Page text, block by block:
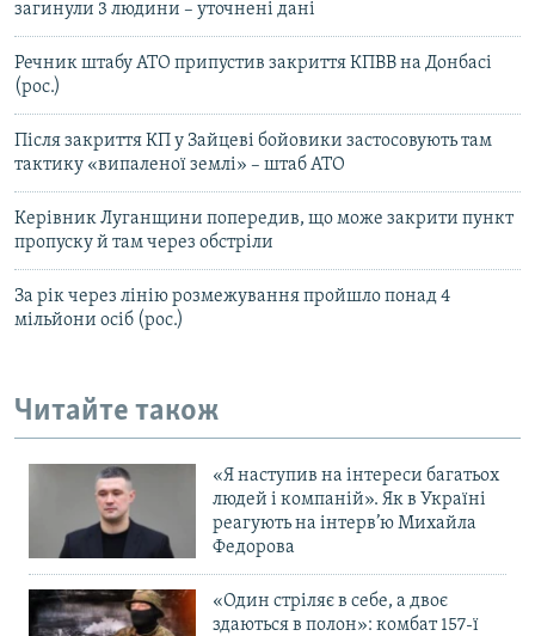
загинули 3 людини – уточнені дані
Речник штабу АТО припустив закриття КПВВ на Донбасі
(рос.)
Після закриття КП у Зайцеві бойовики застосовують там
тактику «випаленої землі» – штаб АТО
Керівник Луганщини попередив, що може закрити пункт
пропуску й там через обстріли
За рік через лінію розмежування пройшло понад 4
мільйони осіб (рос.)
Читайте також
«Я наступив на інтереси багатьох
людей і компаній». Як в Україні
реагують на інтерв’ю Михайла
Федорова
«Один стріляє в себе, а двоє
здаються в полон»: комбат 157-ї